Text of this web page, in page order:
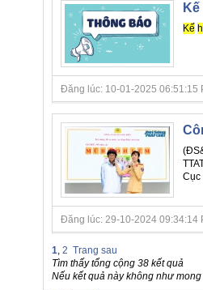
Kế
Đăng lúc: 10-01-2025 06:51:15
Cục
Đăng lúc: 29-10-2024 09:34:14
1, 2 Trang sau
Tìm thấy tổng cộng 38 kết quả
Nếu kết quả này không như